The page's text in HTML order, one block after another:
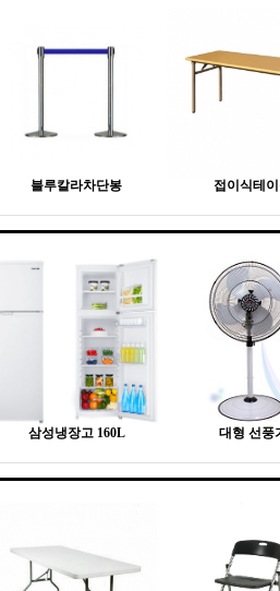
블루칼라차단봉 접이식테
삼성냉장고 160L 대형 선풍